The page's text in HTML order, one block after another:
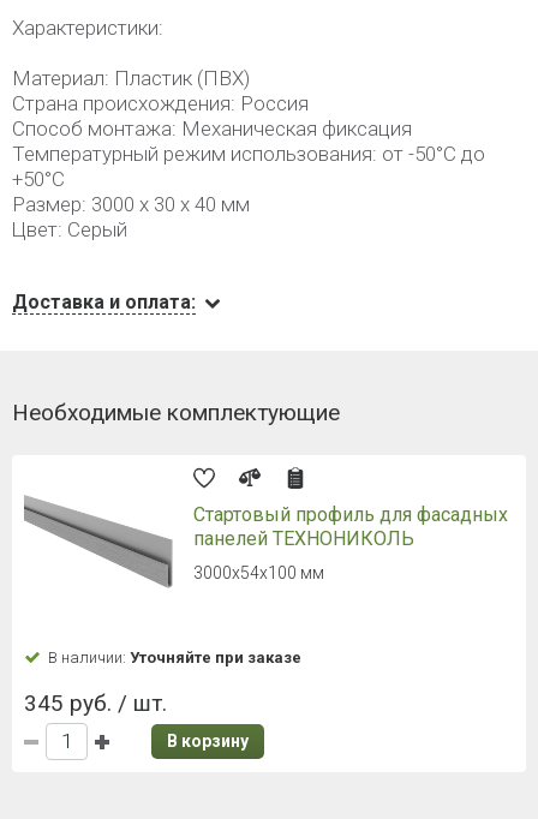
Характеристики:
Материал: Пластик (ПВХ)
Страна происхождения: Россия
Способ монтажа: Механическая фиксация
Температурный режим использования: от -50°С до
+50°С
Размер: 3000 х 30 х 40 мм
Цвет: Серый
Доставка и оплата:
Необходимые комплектующие
Стартовый профиль для фасадных
панелей ТЕХНОНИКОЛЬ
3000х54х100 мм
В наличии: Уточняйте при заказе
345 руб. / шт.
В корзину